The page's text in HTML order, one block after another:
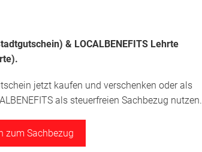
& LOCALBENEFITS Lehrte
jetzt kaufen und verschenken oder als
als steuerfreien Sachbezug nutzen.
zum Sachbezug